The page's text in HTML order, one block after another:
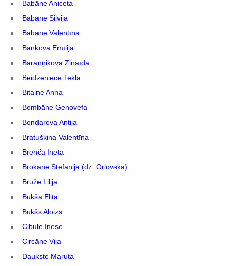
Babāne Aniceta
Babāne Silvija
Babāne Valentīna
Bankova Emīlija
Baranņikova Zinaīda
Beidzeniece Tekla
Bitaine Anna
Bombāne Genovefa
Bondareva Antija
Bratuškina Valentīna
Brenča Ineta
Brokāne Stefānija (dz. Orlovska)
Bruže Lilija
Bukša Elita
Bukšs Aloizs
Cibule Inese
Circāne Vija
Daukste Maruta